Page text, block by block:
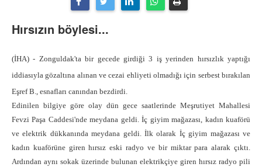
Hırsızın böylesi...
(İHA) - Zonguldak'ta bir gecede girdiği 3 iş yerinden hırsızlık yaptığı
iddiasıyla gözaltına alınan ve cezai ehliyeti olmadığı için serbest bırakılan
Eşref B., esnafları canından bezdirdi.
Edinilen bilgiye göre olay dün gece saatlerinde Meşrutiyet Mahallesi
Fevzi Paşa Caddesi'nde meydana geldi. İç giyim mağazası, kadın kuaförü
ve elektrik dükkanında meydana geldi. İlk olarak İç giyim mağazası ve
kadın kuaförüne giren hırsız eski radyo ve bir miktar para alarak çıktı.
Ardından aynı sokak üzerinde bulunan elektrikçiye giren hırsız radyo pili